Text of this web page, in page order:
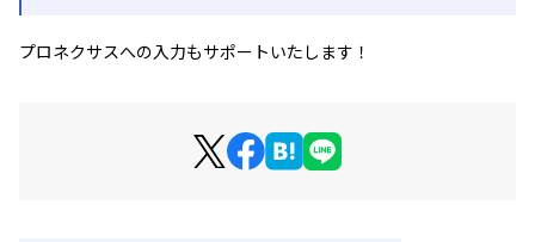
プロネクサスへの入力もサポートいたします！